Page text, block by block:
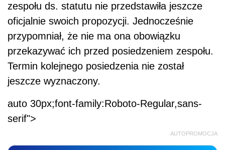
zespołu ds. statutu nie przedstawiła jeszcze
oficjalnie swoich propozycji. Jednocześnie
przypomniał, że nie ma ona obowiązku
przekazywać ich przed posiedzeniem zespołu.
Termin kolejnego posiedzenia nie został
jeszcze wyznaczony.
auto 30px;font-family:Roboto-Regular,sans-
serif">
AUTOPROMOCJA